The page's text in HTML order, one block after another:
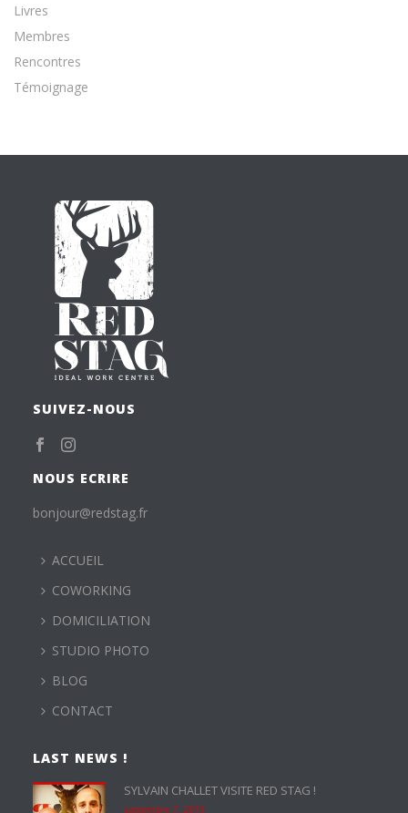
Livres
Membres
Rencontres
Témoignage
SUIVEZ-NOUS
NOUS ECRIRE
bonjour@redstag.fr
ACCUEIL
COWORKING
DOMICILIATION
STUDIO PHOTO
BLOG
CONTACT
LAST NEWS !
SYLVAIN CHALLET VISITE RED STAG !
septembre 7, 2015